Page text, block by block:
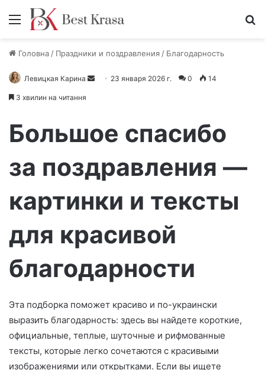
Меню
Головна / Праздники и поздравления / Благодарность
Левицкая Карина
а
и
т
с
м
о
23 января 2026 г. 0 14
3 хвилин на читання
Большое спасибо
за поздравления —
картинки и тексты
для красивой
благодарности
Эта подборка поможет красиво и по-украински
выразить благодарность: здесь вы найдете короткие,
официальные, теплые, шуточные и рифмованные
тексты, которые легко сочетаются с красивыми
изображениями или открытками. Если вы ищете